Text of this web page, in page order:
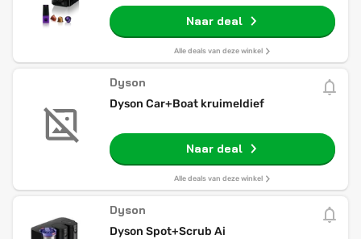
Naar deal
Alle deals van deze winkel
Dyson
Dyson Car+Boat kruimeldief
Naar deal
Alle deals van deze winkel
Dyson
Dyson Spot+Scrub Ai